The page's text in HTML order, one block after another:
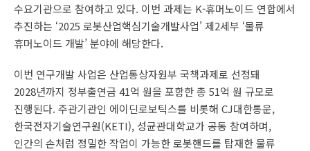
수요기관으로 참여하고 있다. 이번 과제는 K-휴머노이드 연합에서
추진하는 ‘2025 로봇산업핵심기술개발사업’ 제2세부 ‘물류
휴머노이드 개발’ 분야에 해당한다.
이번 연구개발 사업은 산업통상자원부 국책과제로 선정돼
2028년까지 정부출연금 41억 원을 포함한 총 51억 원 규모로
진행된다. 주관기관인 에이딘로보틱스를 비롯해 CJ대한통운,
한국전자기술연구원(KETI), 성균관대학교가 공동 참여하며,
인간의 손처럼 정밀한 작업이 가능한 로봇핸드를 탑재한 물류